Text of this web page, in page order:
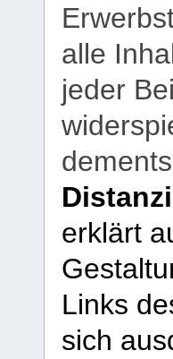
alle
jeder
erklärt
Links
sich